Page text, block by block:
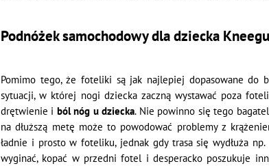
Podnóżek samochodowy dla dziecka
Pomimo tego, że foteliki są jak najlepiej dopasowane do
sytuacji, w której nogi dziecka zaczną wystawać poza
drętwienie i ból nóg u dziecka. Nie powinno się tego
na dłuższą metę może to powodować problemy z
ładnie i prosto w foteliku, jednak gdy trasa się wydłuża
wyginać, kopać w przedni fotel i desperacko poszukuje